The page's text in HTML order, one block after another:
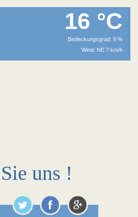
16 °C
Bedeckungsgrad: 9 %
Wind: NE 7 km/h
uns !